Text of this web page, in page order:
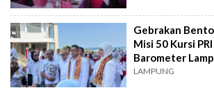
Gebrakan
Misi 50 Kursi
Barometer
LAMPUNG